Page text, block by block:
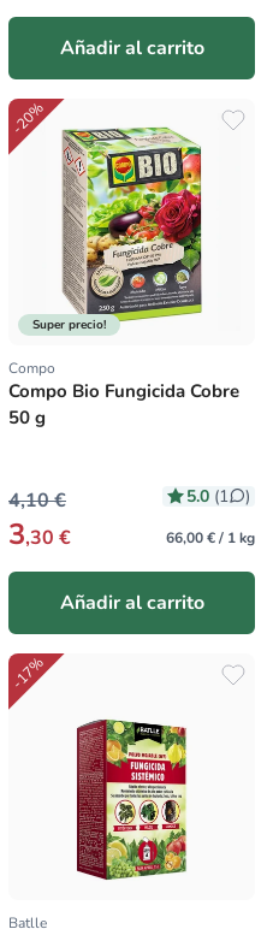
Añadir al carrito
-20%
Super precio!
Proveedor:
Compo
Compo Bio Fungicida Cobre
50 g
5.0 (1 )
4,10 €
3,30 € 66,00 € / 1 kg
Añadir al carrito
-17%
Batlle